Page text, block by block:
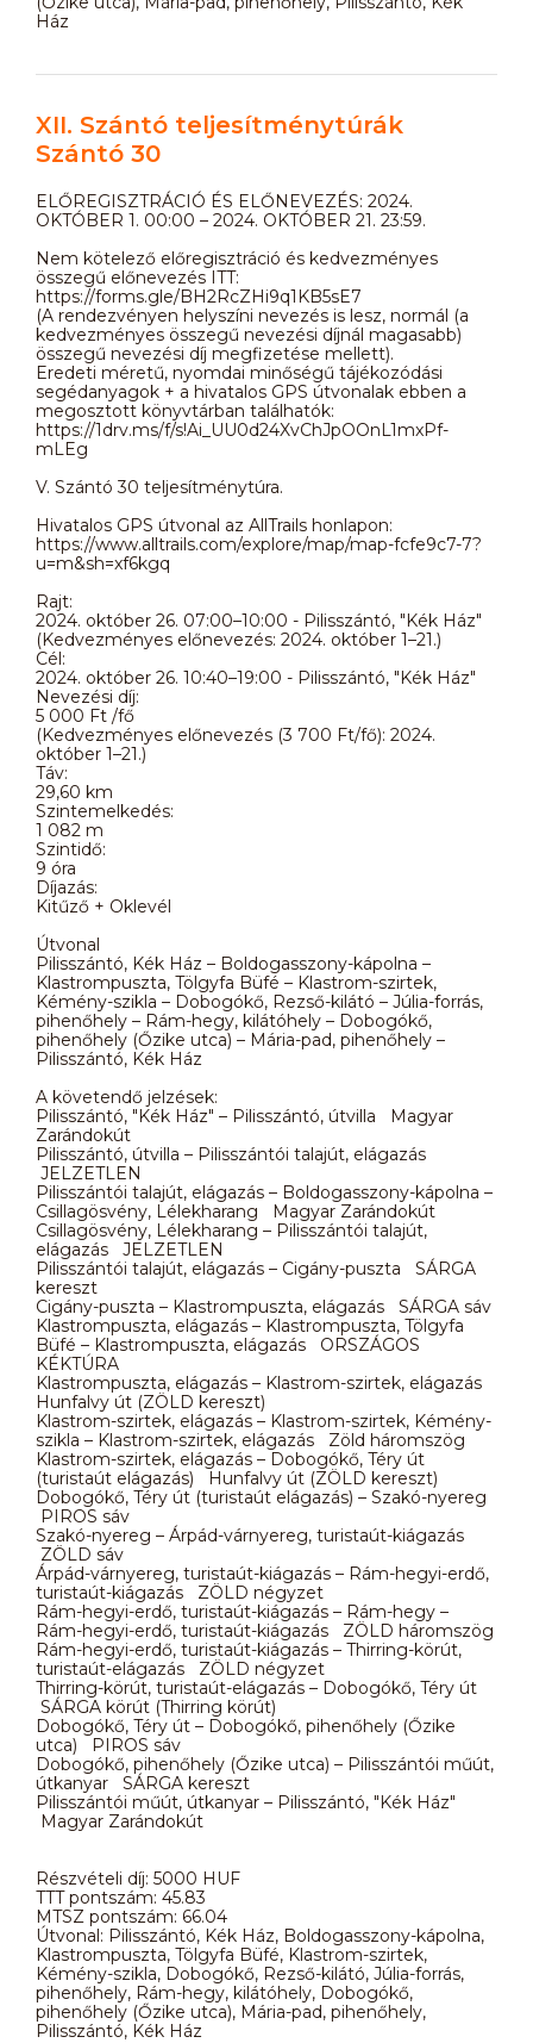
Ház
XII. Szántó teljesítménytúrák
Szántó 30
ELŐREGISZTRÁCIÓ ÉS ELŐNEVEZÉS: 2024.
OKTÓBER 1. 00:00 – 2024. OKTÓBER 21. 23:59.
Nem kötelező előregisztráció és kedvezményes
összegű előnevezés ITT:
https://forms.gle/BH2RcZHi9q1KB5sE7
(A rendezvényen helyszíni nevezés is lesz, normál (a
kedvezményes összegű nevezési díjnál magasabb)
összegű nevezési díj megfizetése mellett).
Eredeti méretű, nyomdai minőségű tájékozódási
segédanyagok + a hivatalos GPS útvonalak ebben a
megosztott könyvtárban találhatók:
https://1drv.ms/f/s!Ai_UU0d24XvChJpOOnL1mxPf-
mLEg
V. Szántó 30 teljesítménytúra.
Hivatalos GPS útvonal az AllTrails honlapon:
https://www.alltrails.com/explore/map/map-fcfe9c7-7?
u=m&sh=xf6kgq
Rajt:
2024. október 26. 07:00–10:00 - Pilisszántó, "Kék Ház"
(Kedvezményes előnevezés: 2024. október 1–21.)
Cél:
2024. október 26. 10:40–19:00 - Pilisszántó, "Kék Ház"
Nevezési díj:
5 000 Ft /fő
(Kedvezményes előnevezés (3 700 Ft/fő): 2024.
október 1–21.)
Táv:
29,60 km
Szintemelkedés:
1 082 m
Szintidő:
9 óra
Díjazás:
Kitűző + Oklevél
Útvonal
Pilisszántó, Kék Ház – Boldogasszony-kápolna –
Klastrompuszta, Tölgyfa Büfé – Klastrom-szirtek,
Kémény-szikla – Dobogókő, Rezső-kilátó – Júlia-forrás,
pihenőhely – Rám-hegy, kilátóhely – Dobogókő,
pihenőhely (Őzike utca) – Mária-pad, pihenőhely –
Pilisszántó, Kék Ház
A követendő jelzések:
Pilisszántó, "Kék Ház" – Pilisszántó, útvilla Magyar
Zarándokút
Pilisszántó, útvilla – Pilisszántói talajút, elágazás
JELZETLEN
Pilisszántói talajút, elágazás – Boldogasszony-kápolna –
Csillagösvény, Lélekharang Magyar Zarándokút
Csillagösvény, Lélekharang – Pilisszántói talajút,
elágazás JELZETLEN
Pilisszántói talajút, elágazás – Cigány-puszta SÁRGA
kereszt
Cigány-puszta – Klastrompuszta, elágazás SÁRGA sáv
Klastrompuszta, elágazás – Klastrompuszta, Tölgyfa
Büfé – Klastrompuszta, elágazás ORSZÁGOS
KÉKTÚRA
Klastrompuszta, elágazás – Klastrom-szirtek, elágazás
Hunfalvy út (ZÖLD kereszt)
Klastrom-szirtek, elágazás – Klastrom-szirtek, Kémény-
szikla – Klastrom-szirtek, elágazás Zöld háromszög
Klastrom-szirtek, elágazás – Dobogókő, Téry út
(turistaút elágazás) Hunfalvy út (ZÖLD kereszt)
Dobogókő, Téry út (turistaút elágazás) – Szakó-nyereg
PIROS sáv
Szakó-nyereg – Árpád-várnyereg, turistaút-kiágazás
ZÖLD sáv
Árpád-várnyereg, turistaút-kiágazás – Rám-hegyi-erdő,
turistaút-kiágazás ZÖLD négyzet
Rám-hegyi-erdő, turistaút-kiágazás – Rám-hegy –
Rám-hegyi-erdő, turistaút-kiágazás ZÖLD háromszög
Rám-hegyi-erdő, turistaút-kiágazás – Thirring-körút,
turistaút-elágazás ZÖLD négyzet
Thirring-körút, turistaút-elágazás – Dobogókő, Téry út
SÁRGA körút (Thirring körút)
Dobogókő, Téry út – Dobogókő, pihenőhely (Őzike
utca) PIROS sáv
Dobogókő, pihenőhely (Őzike utca) – Pilisszántói műút,
útkanyar SÁRGA kereszt
Pilisszántói műút, útkanyar – Pilisszántó, "Kék Ház"
Magyar Zarándokút
Részvételi díj: 5000 HUF
TTT pontszám: 45.83
MTSZ pontszám: 66.04
Útvonal: Pilisszántó, Kék Ház, Boldogasszony-kápolna,
Klastrompuszta, Tölgyfa Büfé, Klastrom-szirtek,
Kémény-szikla, Dobogókő, Rezső-kilátó, Júlia-forrás,
pihenőhely, Rám-hegy, kilátóhely, Dobogókő,
pihenőhely (Őzike utca), Mária-pad, pihenőhely,
Pilisszántó, Kék Ház